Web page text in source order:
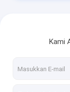
Kami